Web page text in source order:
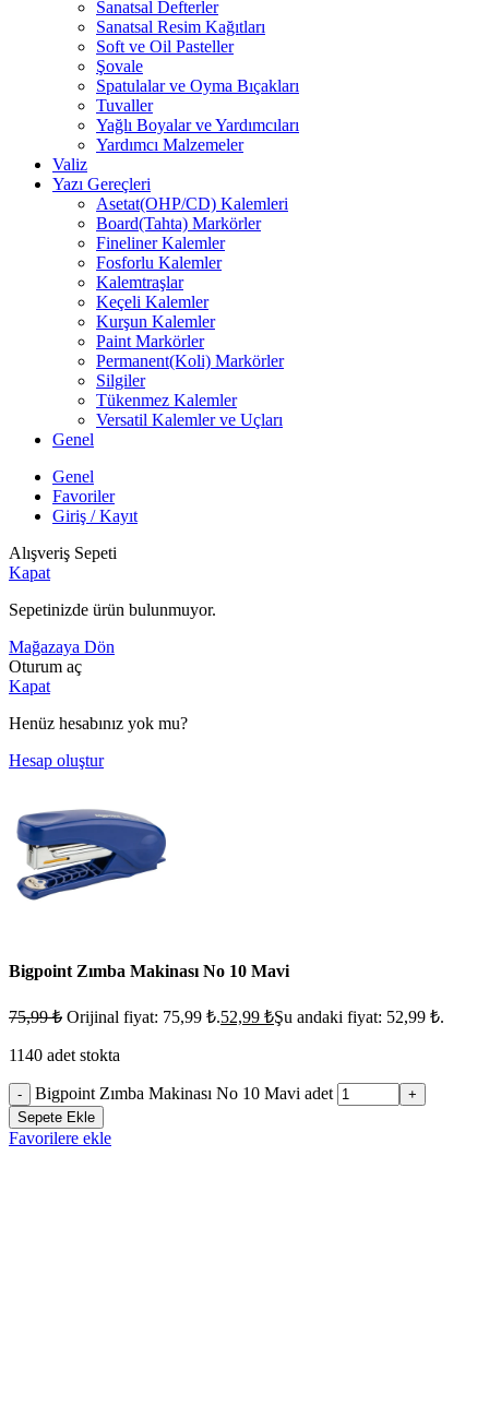
Sanatsal Defterler
Sanatsal Resim Kağıtları
Soft ve Oil Pasteller
Şovale
Spatulalar ve Oyma Bıçakları
Tuvaller
Yağlı Boyalar ve Yardımcıları
Yardımcı Malzemeler
Valiz
Yazı Gereçleri
Asetat(OHP/CD) Kalemleri
Board(Tahta) Markörler
Fineliner Kalemler
Fosforlu Kalemler
Kalemtraşlar
Keçeli Kalemler
Kurşun Kalemler
Paint Markörler
Permanent(Koli) Markörler
Silgiler
Tükenmez Kalemler
Versatil Kalemler ve Uçları
Genel
Genel
Favoriler
Giriş / Kayıt
Alışveriş Sepeti
Kapat
Sepetinizde ürün bulunmuyor.
Mağazaya Dön
Oturum aç
Kapat
Henüz hesabınız yok mu?
Hesap oluştur
Bigpoint Zımba Makinası No 10 Mavi
75,99₺ Orijinal fiyat: 75,99 ₺.52,99 ₺Şu andaki fiyat: 52,99 ₺.
1140 adet stokta
- Bigpoint Zımba Makinası No 10 Mavi adet
+
Sepete Ekle
Favorilere ekle